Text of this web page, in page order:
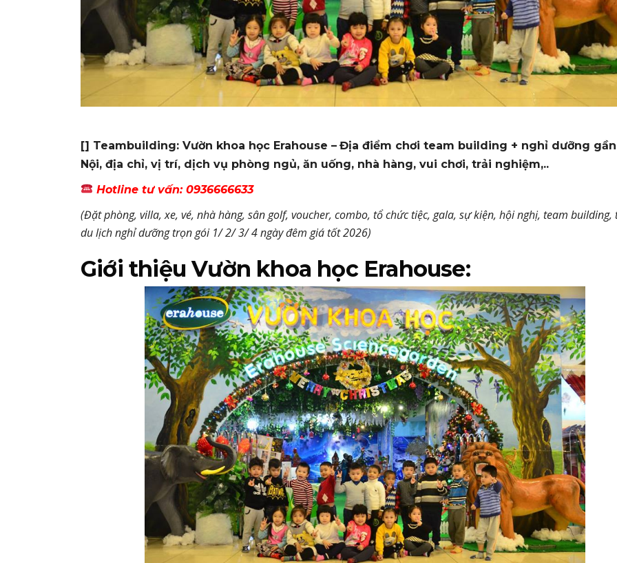
[] Teambuilding: Vườn khoa học Erahouse – Địa điểm chơi team building + nghỉ dưỡng gần
Nội, địa chỉ, vị trí, dịch vụ phòng ngủ, ăn uống, nhà hàng, vui chơi, trải nghiệm,..
Hotline tư vấn: 0936666633
(Đặt phòng, villa, xe, vé, nhà hàng, sân golf, voucher, combo, tổ chức tiệc, gala, sự kiện, hội nghị, team building,
du lịch nghỉ dưỡng trọn gói 1/ 2/ 3/ 4 ngày đêm giá tốt 2026)
Giới thiệu Vườn khoa học Erahouse: